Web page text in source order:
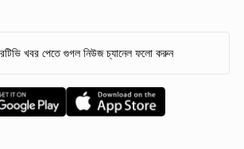
খবর পেতে গুগল নিউজ চ্যানেল ফলো করুন